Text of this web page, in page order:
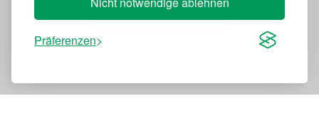
Präferenzen
Entdecken Rechenzentren